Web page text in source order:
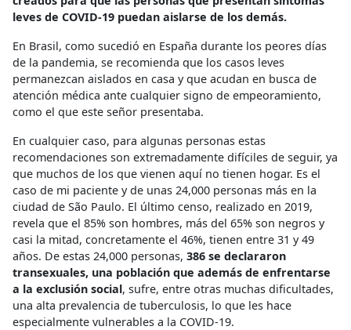
leves de COVID-19 puedan aislarse de los demás.
En Brasil, como sucedió en España durante los peores días
de la pandemia, se recomienda que los casos leves
permanezcan aislados en casa y que acudan en busca de
atención médica ante cualquier signo de empeoramiento,
como el que este señor presentaba.
En cualquier caso, para algunas personas estas
recomendaciones son extremadamente difíciles de seguir, ya
que muchos de los que vienen aquí no tienen hogar. Es el
caso de mi paciente y de unas 24,000 personas más en la
ciudad de São Paulo. El último censo, realizado en 2019,
revela que el 85% son hombres, más del 65% son negros y
casi la mitad, concretamente el 46%, tienen entre 31 y 49
años. De estas 24,000 personas, 386 se declararon
transexuales, una población que además de enfrentarse
a la exclusión social, sufre, entre otras muchas dificultades,
una alta prevalencia de tuberculosis, lo que les hace
especialmente vulnerables a la COVID-19.